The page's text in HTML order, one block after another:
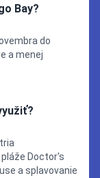
Bay?
do
a menej
Doctor's
a splavovanie